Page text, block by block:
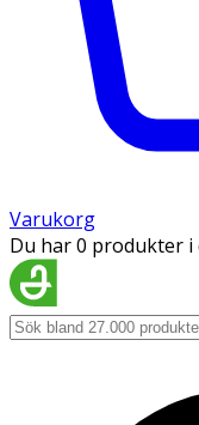
Varukorg
Du har 0 produkter i